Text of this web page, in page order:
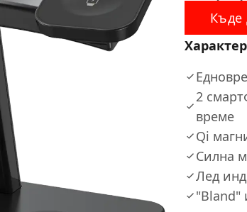
Къде
2
време
Qi
Силна
Лед
"Bland"